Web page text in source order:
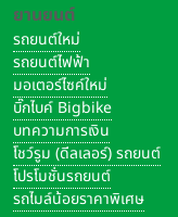
ยานยนต์
รถยนต์ใหม่
รถยนต์ไฟฟ้า
มอเตอร์ไซค์ใหม่
บิ๊กไบค์ Bigbike
บทความการเงิน
โชว์รูม (ดีลเลอร์) รถยนต์
โปรโมชั่นรถยนต์
รถไมล์น้อยราคาพิเศษ